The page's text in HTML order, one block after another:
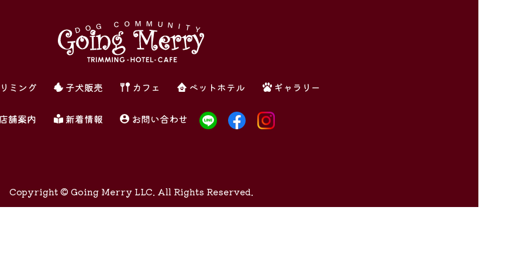
ミング 子犬販売 カフェ ペットホテル ギャラリー
店舗案内 新着情報 お問い合わせ
Copyright © Going Merry LLC. All Rights Reserved.